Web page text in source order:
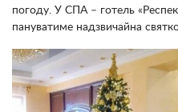
погоду. У СПА – готель
пануватиме надзвичайна